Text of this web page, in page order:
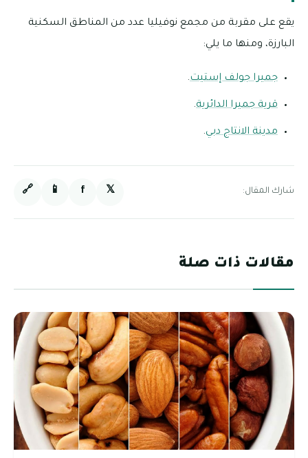
يقع على مقربة من مجمع نوفيليا عدد من المناطق السكنية
البارزة، ومنها ما يلي:
جميرا جولف إستيت.
قرية جميرا الدائرية.
مدينة الانتاج دبي.
شارك المقال: 𝕏
f
📱
🔗
مقالات ذات صلة